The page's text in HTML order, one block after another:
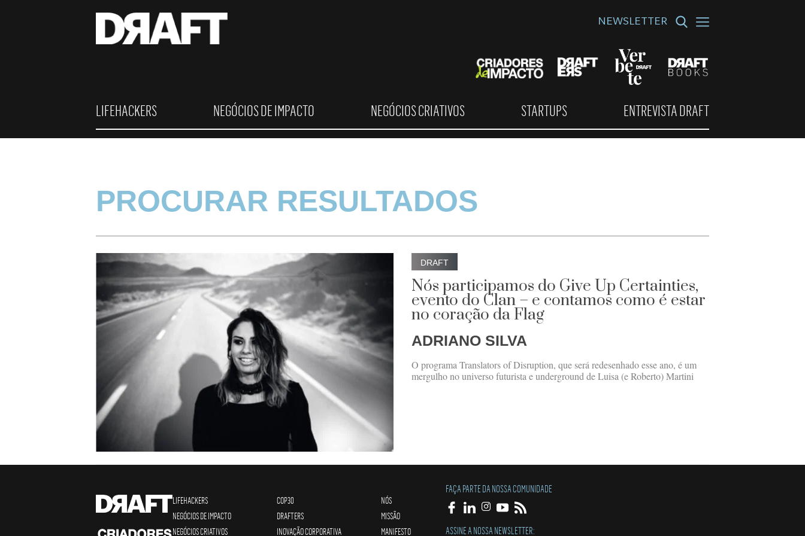
NEWSLETTER
LIFEHACKERS NEGÓCIOS DE IMPACTO NEGÓCIOS CRIATIVOS STARTUPS ENTREVISTA DRAFT
PROCURAR RESULTADOS
DRAFT
Nós participamos do Give Up Certainties,
evento do Clan – e contamos como é estar
no coração da Flag
ADRIANO SILVA
O programa Translators of Disruption, que será redesenhado esse ano, é um
mergulho no universo futurista e underground de Luisa (e Roberto) Martini
LIFEHACKERS
NEGÓCIOS DE IMPACTO
NEGÓCIOS CRIATIVOS
COP30
DRAFTERS
INOVAÇÃO CORPORATIVA
NÓS
MISSÃO
MANIFESTO
FAÇA PARTE DA NOSSA COMUNIDADE
ASSINE A NOSSA NEWSLETTER: